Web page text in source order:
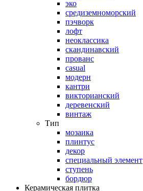
эко
средиземноморский
пэчворк
лофт
неоклассика
скандинавский
прованс
casual
модерн
кантри
викторианский
деревенский
винтаж
Тип
мозаика
плинтус
декор
специальный элемент
ступень
бордюр
Керамическая плитка